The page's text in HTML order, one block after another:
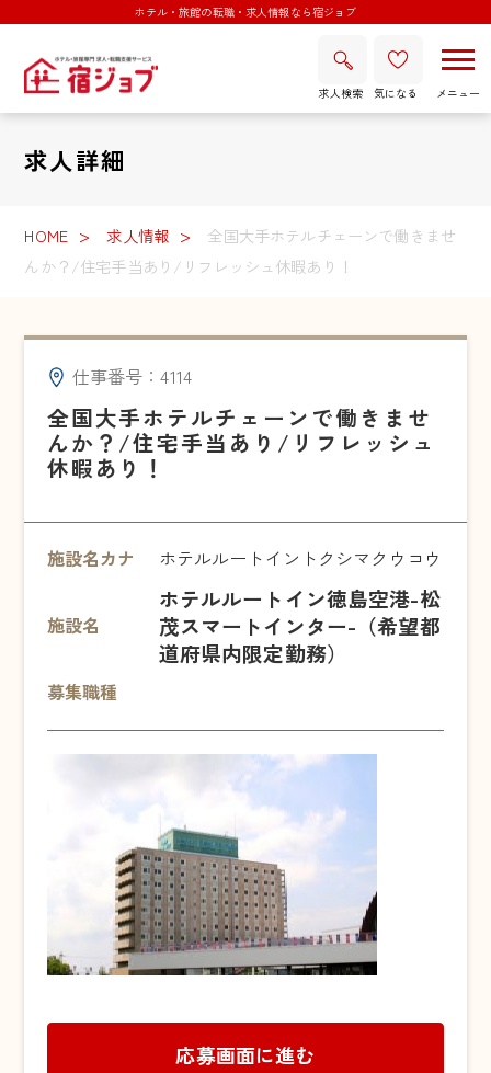
ホテル・旅館の転職・求人情報なら宿ジョブ
求人検索 気になる
求人詳細
HOME 求人情報
全国大手ホテルチェーンで働きませ
んか？/住宅手当あり/リフレッシュ休暇あり！
仕事番号：4114
全国大手ホテルチェーンで働きませ
んか？/住宅手当あり/リフレッシュ
休暇あり！
施設名カナ ホテルルートイントクシマクウコウ
施設名
ホテルルートイン徳島空港-松
茂スマートインター-（希望都
道府県内限定勤務）
募集職種
応募画面に進む